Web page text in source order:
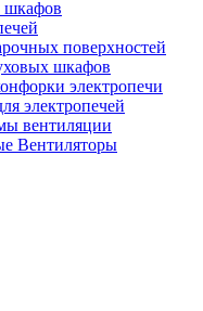
поверхностей
шкафов
электропечи
электропечей
вентиляции
Вентиляторы